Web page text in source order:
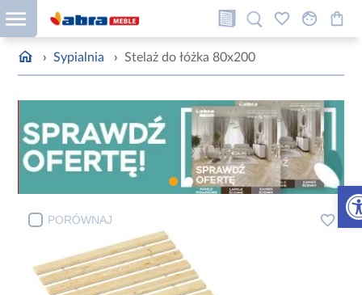
› Sypialnia › Stelaż do łóżka 80x200
PORÓWNAJ